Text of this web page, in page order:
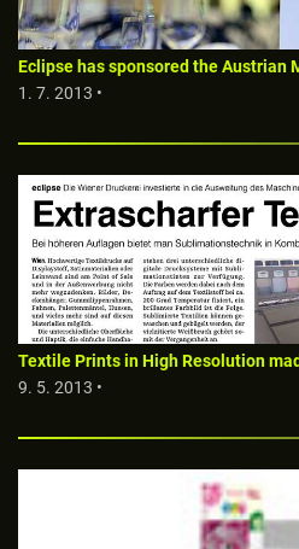
Eclipse has sponsored the Austrian
1. 7. 2013 •
Textile Prints in High Resolution
9. 5. 2013 •